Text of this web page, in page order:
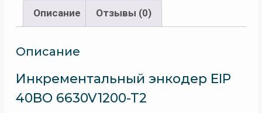
Описание Отзывы (0)
Описание
Инкрементальный энкодер EIP
40BO 6630V1200-T2